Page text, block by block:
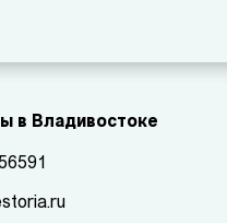
в Владивостоке